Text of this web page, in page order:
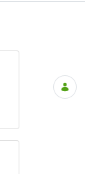
Ricerca